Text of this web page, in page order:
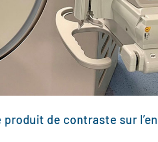
de contraste sur